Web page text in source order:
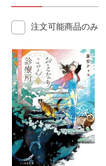
注文可能商品のみ